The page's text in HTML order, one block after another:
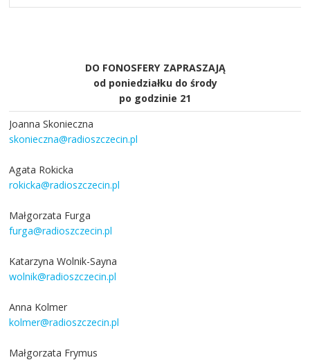
DO FONOSFERY ZAPRASZAJĄ
od poniedziałku do środy
po godzinie 21
Joanna Skonieczna
skonieczna@radioszczecin.pl
Agata Rokicka
rokicka@radioszczecin.pl
Małgorzata Furga
furga@radioszczecin.pl
Katarzyna Wolnik-Sayna
wolnik@radioszczecin.pl
Anna Kolmer
kolmer@radioszczecin.pl
Małgorzata Frymus